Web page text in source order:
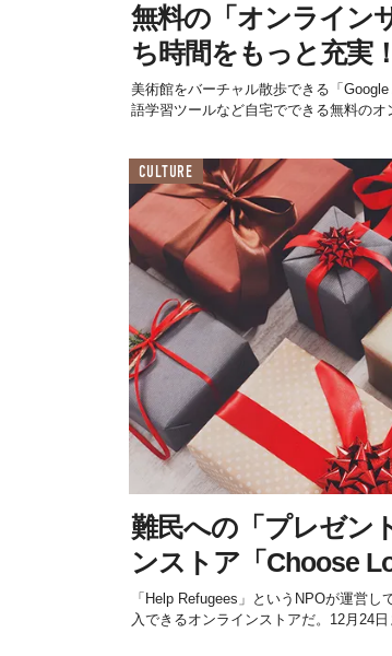
無料の「オンライン
ち時間をもっと充実！
美術館をバーチャル散歩できる「
語学習ツールなど自宅でできる無料のオ
CULTURE
難民への「プレゼン
ンストア「Choose
「Help Refugees」というNPOが運営
入できるオンラインストアだ。12月24日